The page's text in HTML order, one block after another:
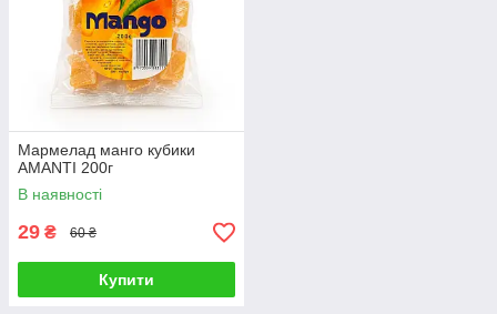
Мармелад манго кубики
AMANTI 200г
В наявності
29 ₴ 60 ₴
Купити